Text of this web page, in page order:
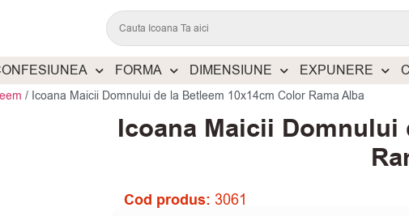
FORMA DIMENSIUNE EXPUNERE
/ Icoana Maicii Domnului de la Betleem 10x14cm Color Rama Alba
Icoana Maicii Domnului
Cod produs:3061